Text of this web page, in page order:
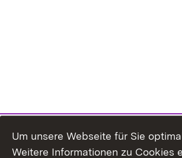
Um unsere Webseite für Sie
Weitere Informationen zu Cookies